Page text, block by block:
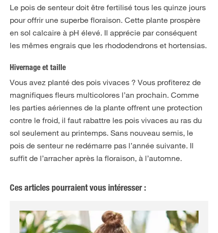
Le pois de senteur doit être fertilisé tous les quinze jours
pour offrir une superbe floraison. Cette plante prospère
en sol calcaire à pH élevé. Il apprécie par conséquent
les mêmes engrais que les rhododendrons et hortensias.
Hivernage et taille
Vous avez planté des pois vivaces ? Vous profiterez de
magnifiques fleurs multicolores l’an prochain. Comme
les parties aériennes de la plante offrent une protection
contre le froid, il faut rabattre les pois vivaces au ras du
sol seulement au printemps. Sans nouveau semis, le
pois de senteur ne redémarre pas l’année suivante. Il
suffit de l’arracher après la floraison, à l’automne.
Ces articles pourraient vous intéresser :